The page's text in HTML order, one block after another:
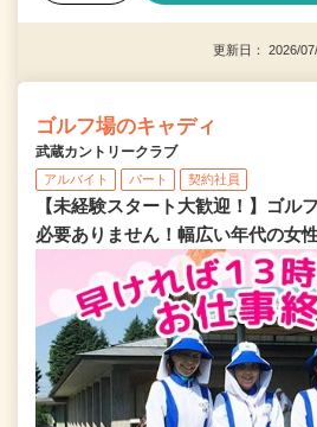
更新日： 2026/
ゴルフ場のキャディ
武蔵カントリークラブ
アルバイト パート 契約社員
【未経験スタート大歓迎！】ゴル
必要ありません！幅広い年代の女